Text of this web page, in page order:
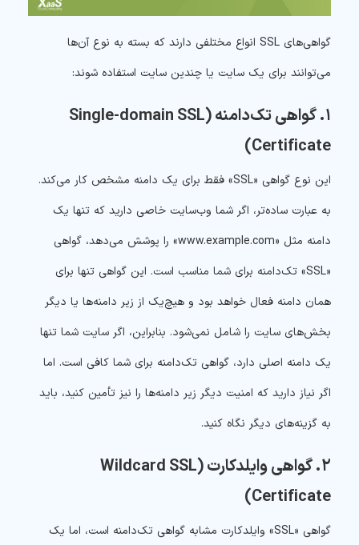
گواهی‌های SSL انواع مختلفی دارند که بسته به نوع آن‌ها
می‌توانند برای یک سایت یا چندین سایت استفاده شوند:
۱. گواهی تک‌دامنه (Single-domain SSL
Certificate)
این نوع گواهی «SSL» فقط برای یک دامنه مشخص کار می‌کند.
به عبارت ساده‌تر، اگر شما وب‌سایت خاصی دارید که تنها یک
دامنه مثل «www.example.com» را پوشش می‌دهد، گواهی
«SSL» تک‌دامنه برای شما مناسب است. این گواهی تنها برای
همان دامنه فعال خواهد بود و هیچ‌یک از زیر دامنه‌ها یا دیگر
بخش‌های سایت را شامل نمی‌شود. بنابراین، اگر سایت شما تنها
یک دامنه اصلی دارد، گواهی تک‌دامنه برای شما کافی است. اما
اگر نیاز دارید که امنیت دیگر زیر دامنه‌ها را نیز تأمین کنید، باید
به گزینه‌های دیگر نگاه کنید.
۲. گواهی وایلدکارت (Wildcard SSL
Certificate)
گواهی «SSL» وایلدکارت مشابه گواهی تک‌دامنه است، اما یک